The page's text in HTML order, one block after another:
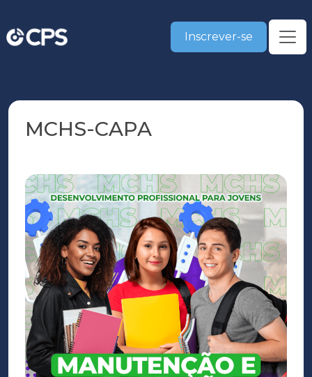
Inscrever-se
MCHS-CAPA